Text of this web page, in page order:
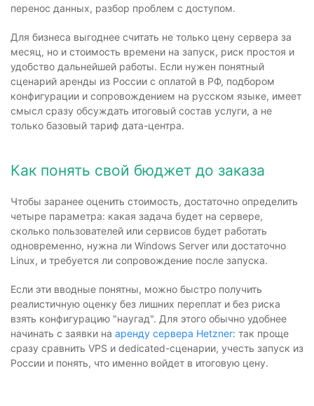
перенос данных, разбор проблем с доступом.
Для бизнеса выгоднее считать не только цену сервера за
месяц, но и стоимость времени на запуск, риск простоя и
удобство дальнейшей работы. Если нужен понятный
сценарий аренды из России с оплатой в РФ, подбором
конфигурации и сопровождением на русском языке, имеет
смысл сразу обсуждать итоговый состав услуги, а не
только базовый тариф дата-центра.
Как понять свой бюджет до заказа
Чтобы заранее оценить стоимость, достаточно определить
четыре параметра: какая задача будет на сервере,
сколько пользователей или сервисов будет работать
одновременно, нужна ли Windows Server или достаточно
Linux, и требуется ли сопровождение после запуска.
Если эти вводные понятны, можно быстро получить
реалистичную оценку без лишних переплат и без риска
взять конфигурацию "наугад". Для этого обычно удобнее
начинать с заявки на аренду сервера Hetzner: так проще
сразу сравнить VPS и dedicated-сценарии, учесть запуск из
России и понять, что именно войдет в итоговую цену.